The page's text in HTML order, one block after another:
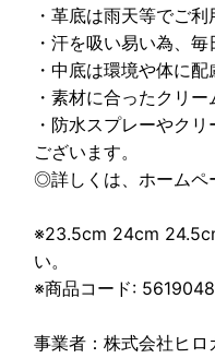
・革底は雨天等でご
・汗を吸い易い為、
・中底は環境や体に
・素材に合ったクリ
・防水スプレーやク
ございます。
◎詳しくは、ホームペ
※23.5cm 24cm
い。
※商品コード:
事業者：株式会社ヒロ